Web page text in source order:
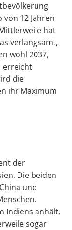
12 Jahren
hat
verlangsamt,
wohl 2037,
erreicht
die
ihr Maximum
der
Die beiden
und
Indiens anhält,
sogar